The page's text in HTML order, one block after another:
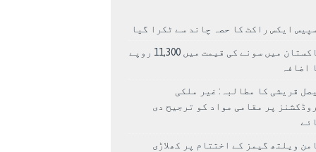
ایکس راکٹ کا حصہ چاند سے ٹکرا گیا
پاکستان میں سونے کی قیمت میں 11,300 روپے
اضافہ
قریشی کا مطالبہ: غیر ملکی
پر مقامی مواد کو ترجیح دی
ویلتھ گیمز کے اختتام پر کھلاڑی